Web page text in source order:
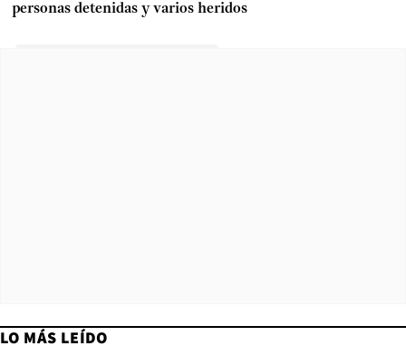
personas detenidas y varios heridos
LO MÁS LEÍDO